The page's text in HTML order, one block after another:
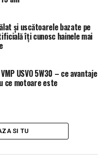
și uscătoarele bazate pe
îți cunosc hainele mai
USVO 5W30 – ce avantaje
ce motoare este
SI TU